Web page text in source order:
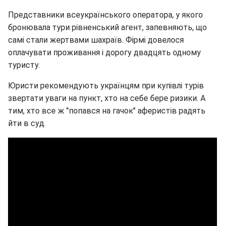
Представники всеукраїнського оператора, у якого
бронювала тури рівненський агент, запевняють, що
самі стали жертвами шахраїв. Фірмі довелося
оплачувати проживання і дорогу двадцять одному
туристу.
Юристи рекомендують українцям при купівлі турів
звертати уваги на пункт, хто на себе бере ризики. А
тим, хто все ж "попався на гачок" аферистів радять
йти в суд.